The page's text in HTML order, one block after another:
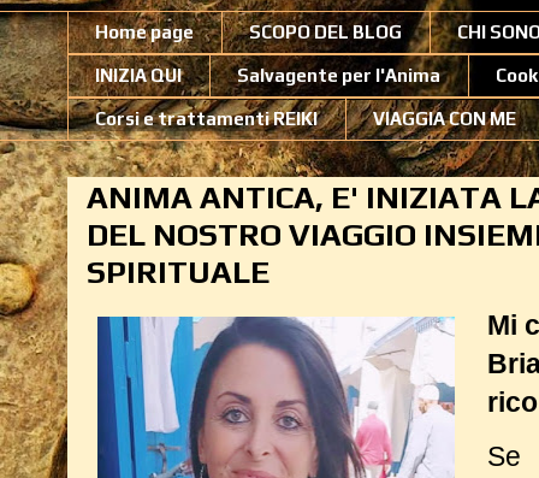
Home page SCOPO DEL BLOG CHI
INIZIA QUI Salvagente per l'Anima
Corsi e trattamenti REIKI VIAGGIA CON ME
ANIMA ANTICA, E' INIZIATA
DEL NOSTRO VIAGGIO
SPIRITUALE
Mi
Se